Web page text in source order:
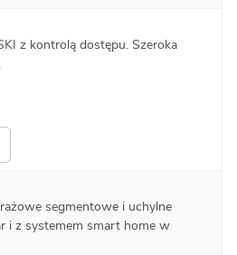
z kontrolą dostępu. Szeroka
segmentowe i uchylne
i z systemem smart home w